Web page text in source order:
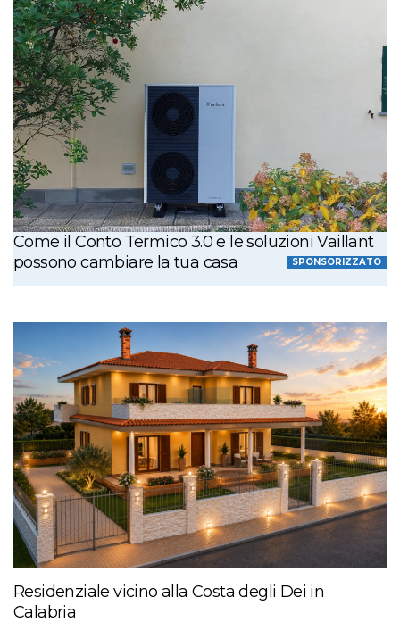
Come il Conto Termico 3.0 e le soluzioni Vaillant
possono cambiare la tua casa
SPONSORIZZATO
Residenziale vicino alla Costa degli Dei in
Calabria